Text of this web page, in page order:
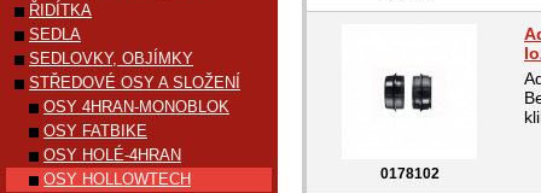
0178102
ŘIDÍTKA
SEDLA
SEDLOVKY, OBJÍMKY
STŘEDOVÉ OSY A SLOŽENÍ
OSY 4HRAN-MONOBLOK
OSY FATBIKE
OSY HOLÉ-4HRAN
OSY HOLLOWTECH